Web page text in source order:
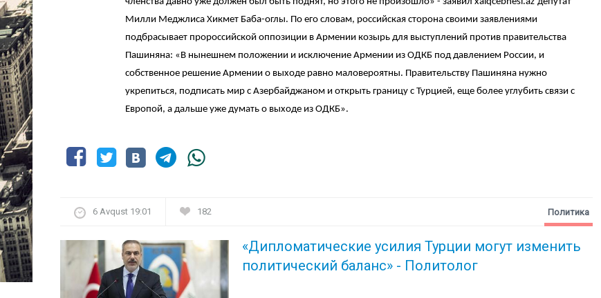
Милли Меджлиса Хикмет Баба-оглы. По его словам, российская сторона своими заявлениями
подбрасывает пророссийской оппозиции в Армении козырь для выступлений против правительства
Пашиняна: «В нынешнем положении и исключение Армении из ОДКБ под давлением России, и
собственное решение Армении о выходе равно маловероятны. Правительству Пашиняна нужно
укрепиться, подписать мир с Азербайджаном и открыть границу с Турцией, еще более углубить связи с
Европой, а дальше уже думать о выходе из ОДКБ».
6 Avqust 19:01 182
«Дипломатические усилия Турции могут изменить
политический баланс» - Политолог
Политика